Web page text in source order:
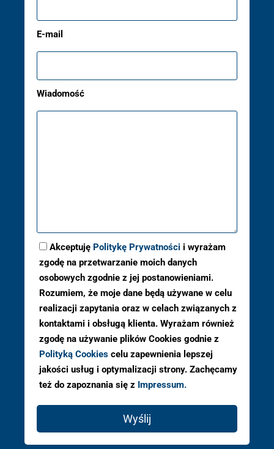
E-mail
Wiadomość
Akceptuję Politykę Prywatności i wyrażam
zgodę na przetwarzanie moich danych
osobowych zgodnie z jej postanowieniami.
Rozumiem, że moje dane będą używane w celu
realizacji zapytania oraz w celach związanych z
kontaktami i obsługą klienta. Wyrażam również
zgodę na używanie plików Cookies godnie z
Polityką Cookies celu zapewnienia lepszej
jakości usług i optymalizacji strony. Zachęcamy
też do zapoznania się z Impressum.
Wyślij